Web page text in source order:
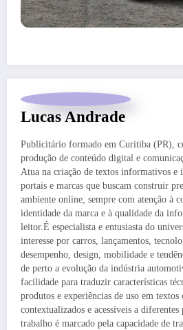
Lucas Andrade
Publicitário formado em Curitiba (PR),
produção de conteúdo digital e
Atua na criação de textos informativos e
portais e marcas que buscam construir
ambiente online, sempre com atenção à
identidade da marca e à qualidade da
leitor.É especialista e entusiasta do
interesse por carros, lançamentos,
desempenho, design, mobilidade e
de perto a evolução da indústria
facilidade para traduzir características
produtos e experiências de uso em textos
contextualizados e acessíveis a
trabalho é marcado pela capacidade de